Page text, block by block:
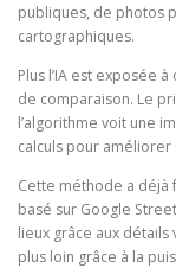
publiques, de photos
cartographiques.
Plus l’IA est exposée
de comparaison. Le
l’algorithme voit une
calculs pour
Cette méthode a déjà
basé sur Google
lieux grâce aux détails
plus loin grâce à la